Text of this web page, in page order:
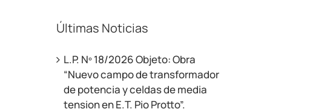
Últimas Noticias
L.P. Nº 18/2026 Objeto: Obra
“Nuevo campo de transformador
de potencia y celdas de media
tension en E.T. Pio Protto”.